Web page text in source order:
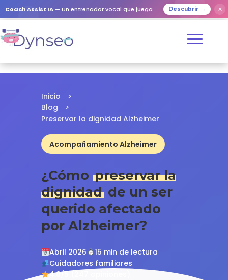
Coach Assist IA — Un entrenador vocal que juega con tus seres queridos Descubrir → ✕
Inicio
>
Blog
>
Preservar la dignidad Alzheimer
Acompañamiento Alzheimer
¿Cómo preservar la
dignidadde un ser
querido afectado
por Alzheimer?
Abril 2026
15 min de lectura
Cuidadores familiares
4.8/5 (247 opiniones)